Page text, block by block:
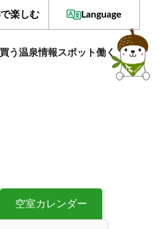
で楽しむ Language
う温泉情報スポット働く
空室カレンダー